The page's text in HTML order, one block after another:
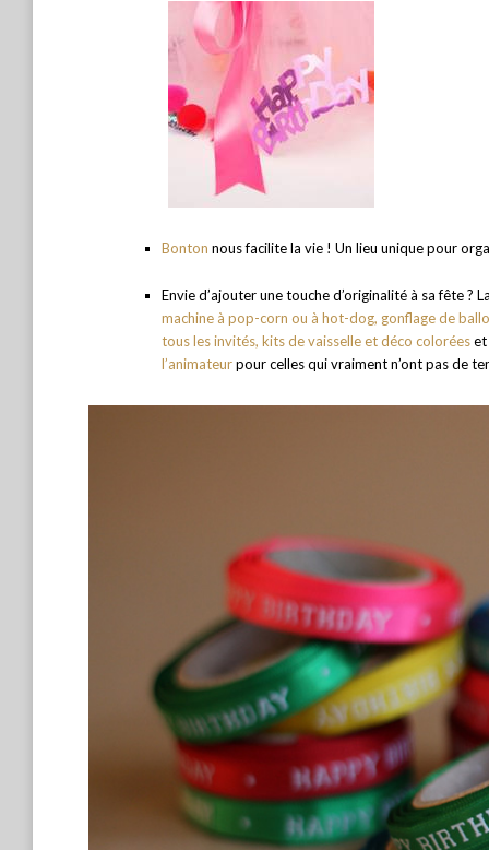
Bonton nous facilite la vie ! Un lieu unique pour
Envie d’ajouter une touche d’originalité à sa fête ?
machine à pop-corn ou à hot-dog, gonflage de
tous les invités, kits de vaisselle et déco coloréeset
l’animateurpour celles qui vraiment n’ont pas de